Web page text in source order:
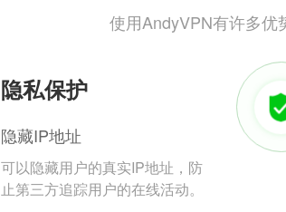
使用AndyVPN有许多优
隐私保护
隐藏IP地址
可以隐藏用户的真实IP地址，防
止第三方追踪用户的在线活动。